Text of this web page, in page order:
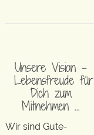
Unsere Vision –
Lebensfreude für
Dich zum
Mitnehmen …
Wir sind Gute-